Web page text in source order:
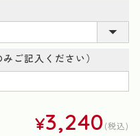
ご記入ください）
¥3,240 税込